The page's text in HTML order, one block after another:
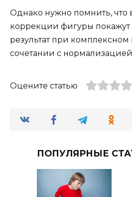
Однако нужно помнить, что
коррекции фигуры
результат при комплексном
сочетании с
Оцените статью
ПОПУЛЯРНЫЕ